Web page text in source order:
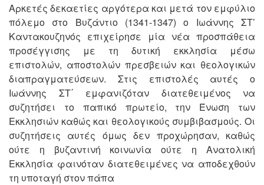
Αρκετές δεκαετίες αργότερα και μετά τον εμφύλιο
πόλεμο στο Βυζάντιο (1341-1347) ο Ιωάννης ΣΤ’
Καντακουζηνός επιχείρησε μία νέα προσπάθεια
προσέγγισης με τη δυτική εκκλησία μέσω
επιστολών, αποστολών πρεσβειών και θεολογικών
διαπραγματεύσεων. Στις επιστολές αυτές ο
Ιωάννης ΣΤ΄ εμφανιζόταν διατεθειμένος να
συζητήσει το παπικό πρωτείο, την Ένωση των
Εκκλησιών καθώς και θεολογικούς συμβιβασμούς. Οι
συζητήσεις αυτές όμως δεν προχώρησαν, καθώς
ούτε η βυζαντινή κοινωνία ούτε η Ανατολική
Εκκλησία φαινόταν διατεθειμένες να αποδεχθούν
τη υποταγή στον πάπα